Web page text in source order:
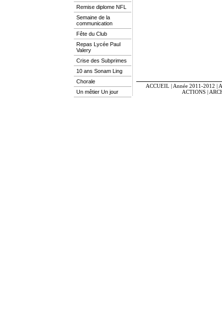
ACCUEIL | Année 2011-2012 |
ACTIONS |
Remise diplome NFL
Semaine de la
communication
Fête du Club
Repas Lycée Paul
Valery
Crise des Subprimes
10 ans Sonam Ling
Chorale
Un mêtier Un jour